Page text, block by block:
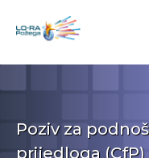
Poziv za
prijedloga